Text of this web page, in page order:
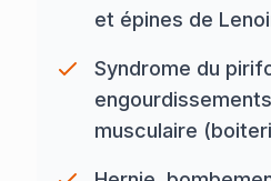
et épines de
Syndrome du
musculaire